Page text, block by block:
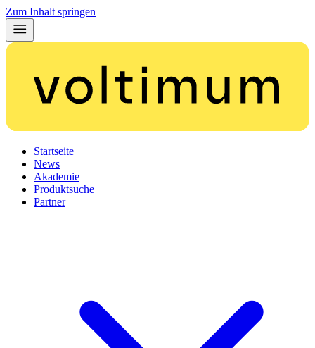
Zum Inhalt springen
Startseite
News
Akademie
Produktsuche
Partner